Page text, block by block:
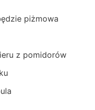
piżmowa
z pomidorów